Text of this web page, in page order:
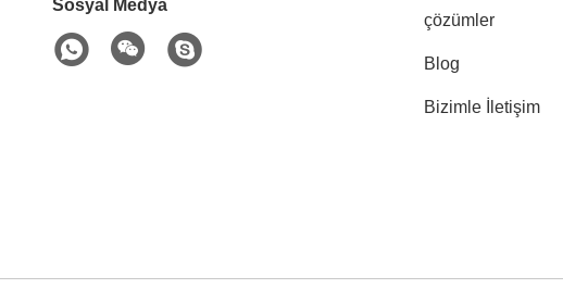
Sosyal Medya
çözümler
Blog
Bizimle İletişim